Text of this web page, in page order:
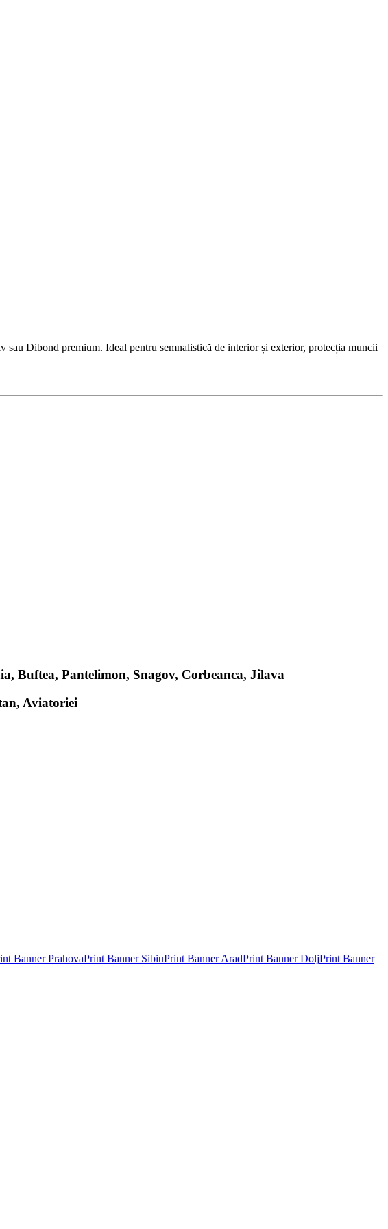
Dibond premium. Ideal pentru semnalistică de interior și exterior, protecția muncii
Buftea, Pantelimon, Snagov, Corbeanca, Jilava
Aviatoriei
BannerPrahovaPrint Banner SibiuPrint BannerAradPrint BannerDoljPrint Banner